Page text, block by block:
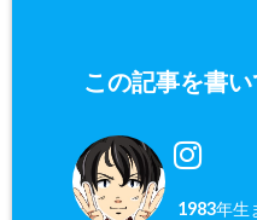
この記事を書
1983年